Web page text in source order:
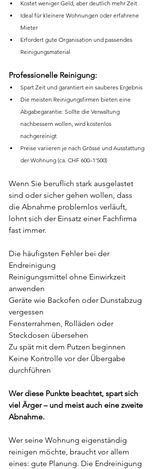
Kostet weniger Geld, aber deutlich mehr Zeit
Ideal für kleinere Wohnungen oder erfahrene
Mieter
Erfordert gute Organisation und passendes
Reinigungsmaterial
Professionelle Reinigung:
Spart Zeit und garantiert ein sauberes Ergebnis
Die meisten Reinigungsfirmen bieten eine
Abgabegarantie: Sollte die Verwaltung
nachbessern wollen, wird kostenlos
nachgereinigt
Preise variieren je nach Grösse und Ausstattung
der Wohnung (ca. CHF 600–1’500)
Wenn Sie beruflich stark ausgelastet
sind oder sicher gehen wollen, dass
die Abnahme problemlos verläuft,
lohnt sich der Einsatz einer Fachfirma
fast immer.
Die häufigsten Fehler bei der
Endreinigung
Reinigungsmittel ohne Einwirkzeit
anwenden
Geräte wie Backofen oder Dunstabzug
vergessen
Fensterrahmen, Rolläden oder
Steckdosen übersehen
Zu spät mit dem Putzen beginnen
Keine Kontrolle vor der Übergabe
durchführen
Wer diese Punkte beachtet, spart sich
viel Ärger – und meist auch eine zweite
Abnahme.
Wer seine Wohnung eigenständig
reinigen möchte, braucht vor allem
eines: gute Planung. Die Endreinigung